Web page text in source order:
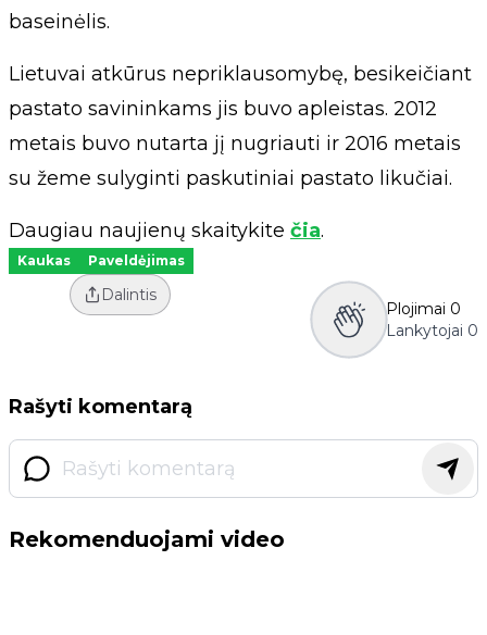
baseinėlis.
Lietuvai atkūrus nepriklausomybę, besikeičiant
pastato savininkams jis buvo apleistas. 2012
metais buvo nutarta jį nugriauti ir 2016 metais
su žeme sulyginti paskutiniai pastato likučiai.
Daugiau naujienų skaitykite čia.
Kaukas Paveldėjimas
Dalintis
Plojimai 0
Lankytojai 0
Rašyti komentarą
Rekomenduojami video